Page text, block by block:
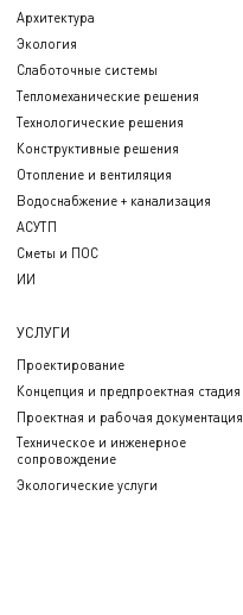
Архитектура
Экология
Слаботочные системы
Тепломеханические решения
Технологические решения
Конструктивные решения
Отопление и вентиляция
Водоснабжение + канализация
АСУТП
Сметы и ПОС
ИИ
УСЛУГИ
Проектирование
Концепция и предпроектная стадия
Проектная и рабочая документация
Техническое и инженерное
сопровождение
Экологические услуги